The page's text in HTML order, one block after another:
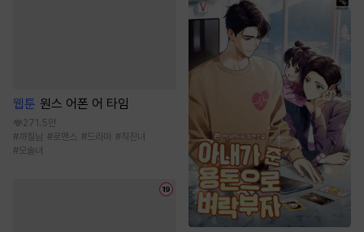
웹툰 원스 어폰 어 타임
271.5만
#까칠남 #로맨스 #드라마 #직진녀
#모솔녀